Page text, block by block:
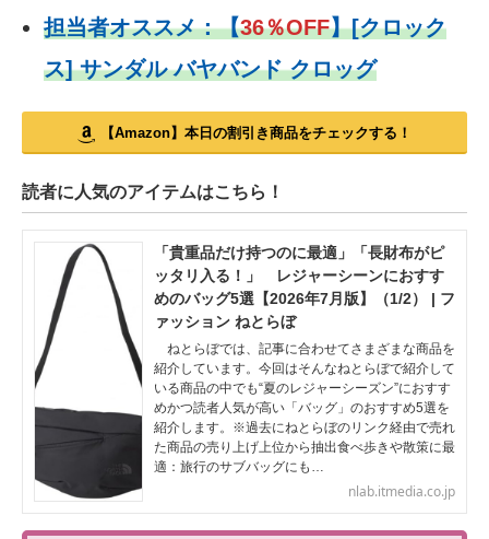
担当者オススメ：【36％OFF】[クロック
ス] サンダル バヤバンド クロッグ
【Amazon】本日の割引き商品をチェックする！
読者に人気のアイテムはこちら！
「貴重品だけ持つのに最適」「長財布がピ
ッタリ入る！」 レジャーシーンにおすす
めのバッグ5選【2026年7月版】（1/2） | フ
ァッション ねとらぼ
ねとらぼでは、記事に合わせてさまざまな商品を
紹介しています。今回はそんなねとらぼで紹介して
いる商品の中でも“夏のレジャーシーズン”におすす
めかつ読者人気が高い「バッグ」のおすすめ5選を
紹介します。※過去にねとらぼのリンク経由で売れ
た商品の売り上げ上位から抽出食べ歩きや散策に最
適：旅行のサブバッグにも…
nlab.itmedia.co.jp